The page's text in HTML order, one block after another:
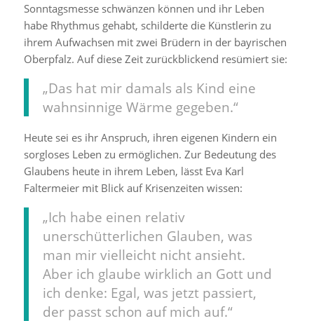
Sonntagsmesse schwänzen können und ihr Leben
habe Rhythmus gehabt, schilderte die Künstlerin zu
ihrem Aufwachsen mit zwei Brüdern in der bayrischen
Oberpfalz. Auf diese Zeit zurückblickend resümiert sie:
„Das hat mir damals als Kind eine
wahnsinnige Wärme gegeben.“
Heute sei es ihr Anspruch, ihren eigenen Kindern ein
sorgloses Leben zu ermöglichen. Zur Bedeutung des
Glaubens heute in ihrem Leben, lässt Eva Karl
Faltermeier mit Blick auf Krisenzeiten wissen:
„Ich habe einen relativ
unerschütterlichen Glauben, was
man mir vielleicht nicht ansieht.
Aber ich glaube wirklich an Gott und
ich denke: Egal, was jetzt passiert,
der passt schon auf mich auf.“